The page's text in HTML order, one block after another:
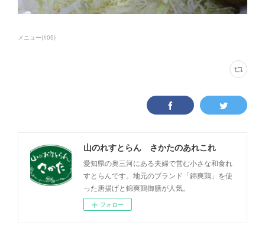
メニュー(105)
山のれすとらん さかたのあれこれ
愛知県の奥三河にある夫婦で営む小さな和食れ
すとらんです。地元のブランド「錦爽鶏」を使
った唐揚げと錦爽鶏御膳が人気。
フォロー